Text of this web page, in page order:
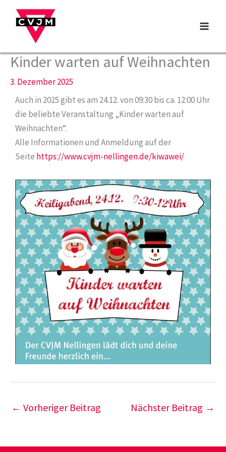
Zum
Inhalt
springen
Kinder warten auf Weihnachten
3. Dezember 2025
Auch in 2025 gibt es am 24.12. von 09:30 bis ca. 12:00 Uhr
die beliebte Veranstaltung „Kinder warten auf
Weihnachten“.
Alle Informationen und Anmeldung auf der
Seite https://www.cvjm-nellingen.de/kiwawei/
← Vorheriger Beitrag Nächster Beitrag →